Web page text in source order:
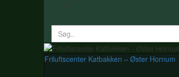
Search
for:
Friluftscenter Katbakken – Øster Hornum